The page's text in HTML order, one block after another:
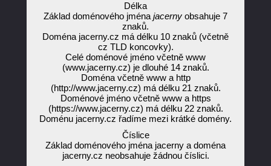
Délka
Základ doménového jména jacerny obsahuje 7
znaků.
Doména jacerny.cz má délku 10 znaků (včetně
cz TLD koncovky).
Celé doménové jméno včetně www
(www.jacerny.cz) je dlouhé 14 znaků.
Doména včetně www a http
(http://www.jacerny.cz) má délku 21 znaků.
Doménové jméno včetně www a https
(https://www.jacerny.cz) má délku 22 znaků.
Doménu jacerny.cz řadíme mezi krátké domény.
Číslice
Základ doménového jména jacerny a doména
jacerny.cz neobsahuje žádnou číslici.